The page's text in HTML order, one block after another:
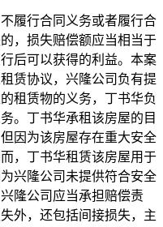
履行合同义务或者履行合
，损失赔偿额应当相当于
后可以获得的利益。本案
赁协议，兴隆公司负有提
租赁物的义务，丁书华负
。丁书华承租该房屋的目
因为该房屋存在重大安全
，丁书华租赁该房屋用于
兴隆公司未提供符合安全
隆公司应当承担赔偿责
外，还包括间接损失，主